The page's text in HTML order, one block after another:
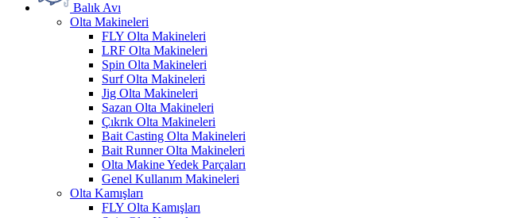
Balık Avı
Olta Makineleri
FLY Olta Makineleri
LRF Olta Makineleri
Spin Olta Makineleri
Surf Olta Makineleri
Jig Olta Makineleri
Sazan Olta Makineleri
Çıkrık Olta Makineleri
Bait Casting Olta Makineleri
Bait Runner Olta Makineleri
Olta Makine Yedek Parçaları
Genel Kullanım Makineleri
Olta Kamışları
FLY Olta Kamışları